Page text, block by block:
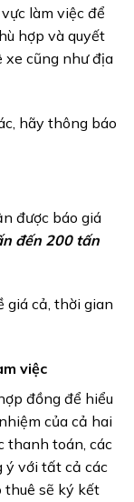
làm việc để
hợp và quyết
cũng như địa
hãy thông báo
được báo giá
đến 200 tấn
giá cả, thời gian
việc
đồng để hiểu
của cả hai
thanh toán, các
ý với tất cả các
thuê sẽ ký kết